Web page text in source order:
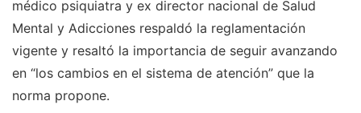
médico psiquiatra y ex director nacional de Salud
Mental y Adicciones respaldó la reglamentación
vigente y resaltó la importancia de seguir avanzando
en “los cambios en el sistema de atención” que la
norma propone.